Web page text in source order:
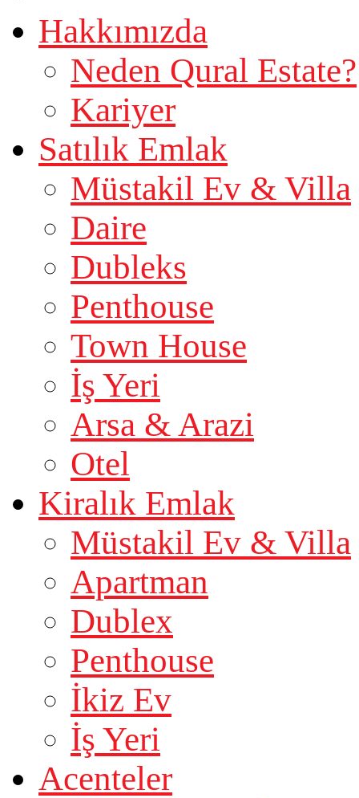
Hakkımızda
Neden Qural Estate?
Kariyer
Satılık Emlak
Müstakil Ev & Villa
Daire
Dubleks
Penthouse
Town House
İş Yeri
Arsa & Arazi
Otel
Kiralık Emlak
Müstakil Ev & Villa
Apartman
Dublex
Penthouse
İkiz Ev
İş Yeri
Acenteler